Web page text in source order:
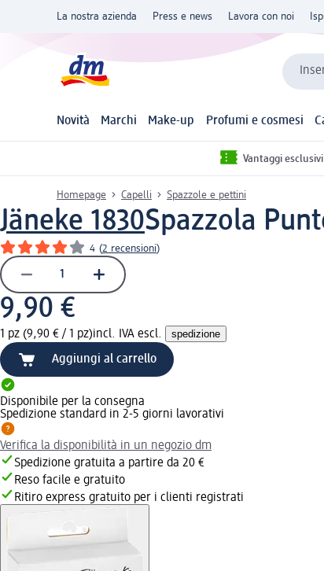
La nostra azienda Press e news Lavora con noi
Novità Marchi Make-up Profumi e cosmesi
Vantaggi
Homepage Capelli Spazzole e pettini
Jäneke 1830Spazzola
4 (2 recensioni)
9,90 €
1 pz (9,90 € / 1 pz)incl. IVA escl. spedizione
Aggiungi al carrello
Disponibile per la consegna
Spedizione standard in 2-5 giorni lavorativi
Verifica la disponibilità in un negozio dm
Spedizione gratuita a partire da 20 €
Reso facile e gratuito
Ritiro express gratuito per i clienti registrati